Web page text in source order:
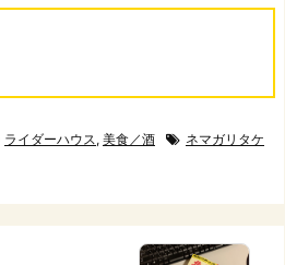
ライダーハウス , 美食／酒 ネマガリタケ